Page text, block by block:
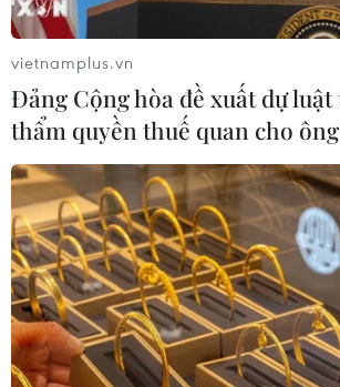
TIN CÙNG CHUYÊN MỤC
Khẩn trương phân luồng giao thông
sau vụ sạt lở trên tuyến ĐT161 ở Lào
vietnamplus.vn
Đảng Cộng hòa đề xuất dự
thẩm quyền thuế quan cho